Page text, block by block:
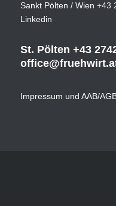
Sankt Pölten / Wien +43
Linkedin
St. Pölten +43
Impressum und AAB/